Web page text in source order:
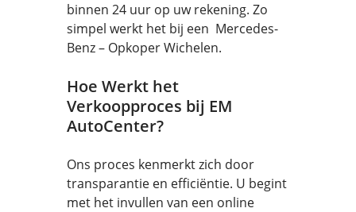
binnen 24 uur op uw rekening. Zo
simpel werkt het bij een Mercedes-
Benz – Opkoper Wichelen.
Hoe Werkt het
Verkoopproces bij EM
AutoCenter?
Ons proces kenmerkt zich door
transparantie en efficiëntie. U begint
met het invullen van een online